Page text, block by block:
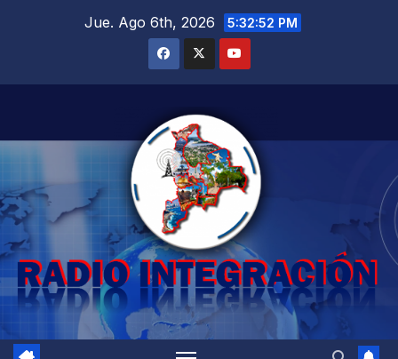
Jue. Ago 6th, 2026 5:32:53 PM